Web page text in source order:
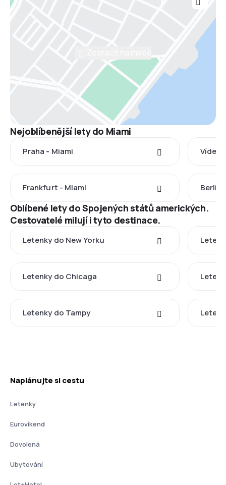
Nejoblíbenější lety do Miami
Praha - Miami Vídeň
Frankfurt - Miami Berlín
Oblíbené lety do Spojených států amerických.
Cestovatelé milují i tyto destinace.
Letenky do New Yorku
Letenky do Chicaga
Letenky do Tampy
Naplánujte si cestu
Letenky
Eurovíkend
Dovolená
Ubytování